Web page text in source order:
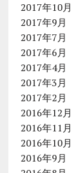
2017年10月
2017年9月
2017年7月
2017年6月
2017年4月
2017年3月
2017年2月
2016年12月
2016年11月
2016年10月
2016年9月